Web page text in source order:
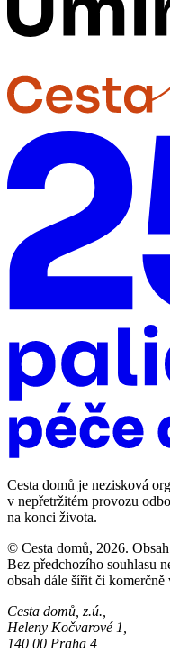
Cesta domů je nezisková
v nepřetržitém provozu
na konci života.
© Cesta domů, 2026.
Bez předchozího souhlasu
obsah dále šířit či komerčně
Cesta domů, z.ú.,
Heleny Kočvarové 1,
140 00 Praha 4